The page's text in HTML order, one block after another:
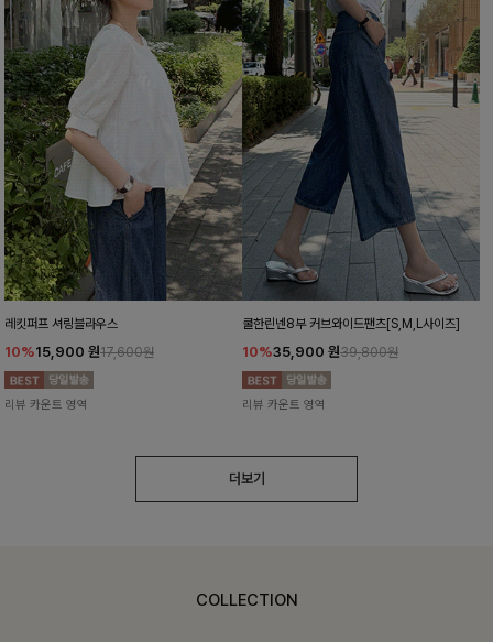
레킷퍼프 셔링블라우스
10%15,900 원17,600원
리뷰 카운트 영역
쿨한린넨8부 커브와이드팬츠[S,M,L사이즈]
10%35,900 원39,800원
리뷰 카운트 영역
더보기
COLLECTION